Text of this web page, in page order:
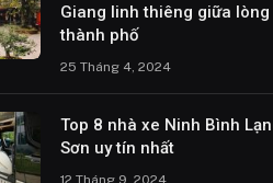
Giang linh thiêng giữa lòng
thành phố
25 Tháng 4, 2024
Top 8 nhà xe Ninh Bình
Sơn uy tín nhất
12 Tháng 9, 2024